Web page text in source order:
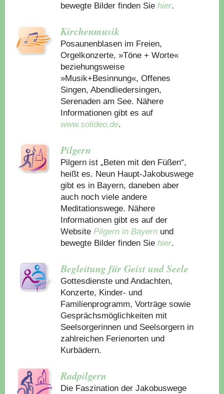
bewegte Bilder finden Sie hier.
Kirchenmusik
Posaunenblasen im Freien,
Orgelkonzerte, »Töne + Worte«
beziehungsweise
»Musik+Besinnung«, Offenes
Singen, Abendliedersingen,
Serenaden am See. Nähere
Informationen gibt es auf
www.solideo.de.
Pilgern
Pilgern ist „Beten mit den Füßen“,
heißt es. Neun Haupt-Jakobuswege
gibt es in Bayern, daneben aber
auch noch viele andere
Meditationswege. Nähere
Informationen gibt es auf der
WebsitePilgern in Bayern und
bewegte Bilder finden Sie hier.
Begleitung für Geist und Seele
Gottesdienste und Andachten,
Konzerte, Kinder- und
Familienprogramm, Vorträge sowie
Gesprächsmöglichkeiten mit
Seelsorgerinnen und Seelsorgern in
zahlreichen Ferienorten und
Kurbädern.
Radpilgern
Die Faszination der Jakobuswege